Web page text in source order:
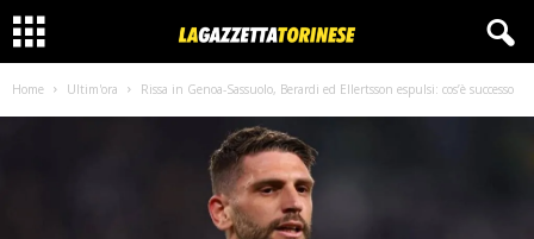
Home Ultim'ora Rissa in Genoa-Sassuolo, Berardi ed Ellertsson espulsi: cos’è successo